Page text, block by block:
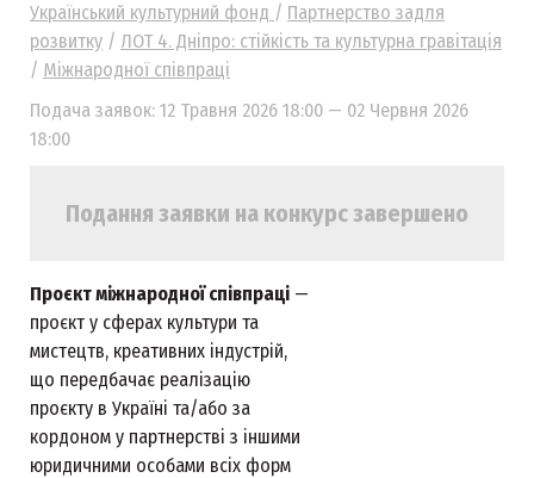
Український культурний фонд / Партнерство задля
розвитку / ЛОТ 4. Дніпро: стійкість та культурна гравітація
/ Міжнародної співпраці
Проєкт міжнародної співпраці —
проєкт у сферах культури та
мистецтв, креативних індустрій,
що передбачає реалізацію
проєкту в Україні та/або за
кордоном у партнерстві з іншими
юридичними особами всіх форм
Подача заявок: 12 Травня 2026 18:00 — 02 Червня 2026
18:00
Подання заявки на конкурс завершено